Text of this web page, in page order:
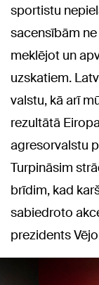
sportistu
sacensībām
meklējot un
uzskatiem.
valstu, kā arī
rezultātā
agresorvalstu
Turpināsim
brīdim, kad
sabiedroto
prezidents